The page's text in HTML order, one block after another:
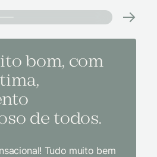
bom, com
de todos.
Tudo muito bem